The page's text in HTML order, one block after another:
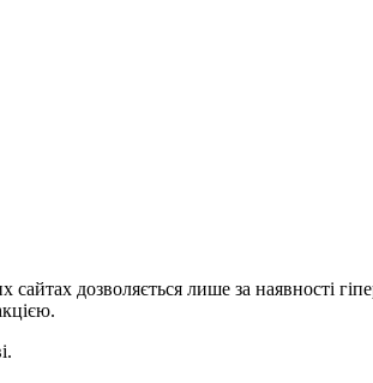
дозволяється лише за наявності